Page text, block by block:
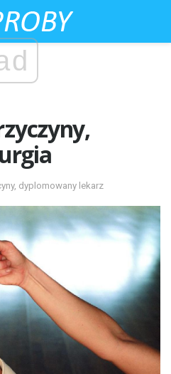
dyplomowany lekarz